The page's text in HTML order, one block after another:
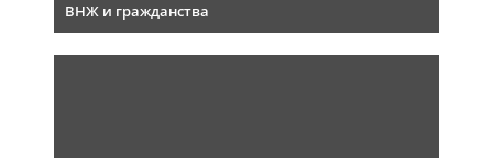
ВНЖ и гражданства